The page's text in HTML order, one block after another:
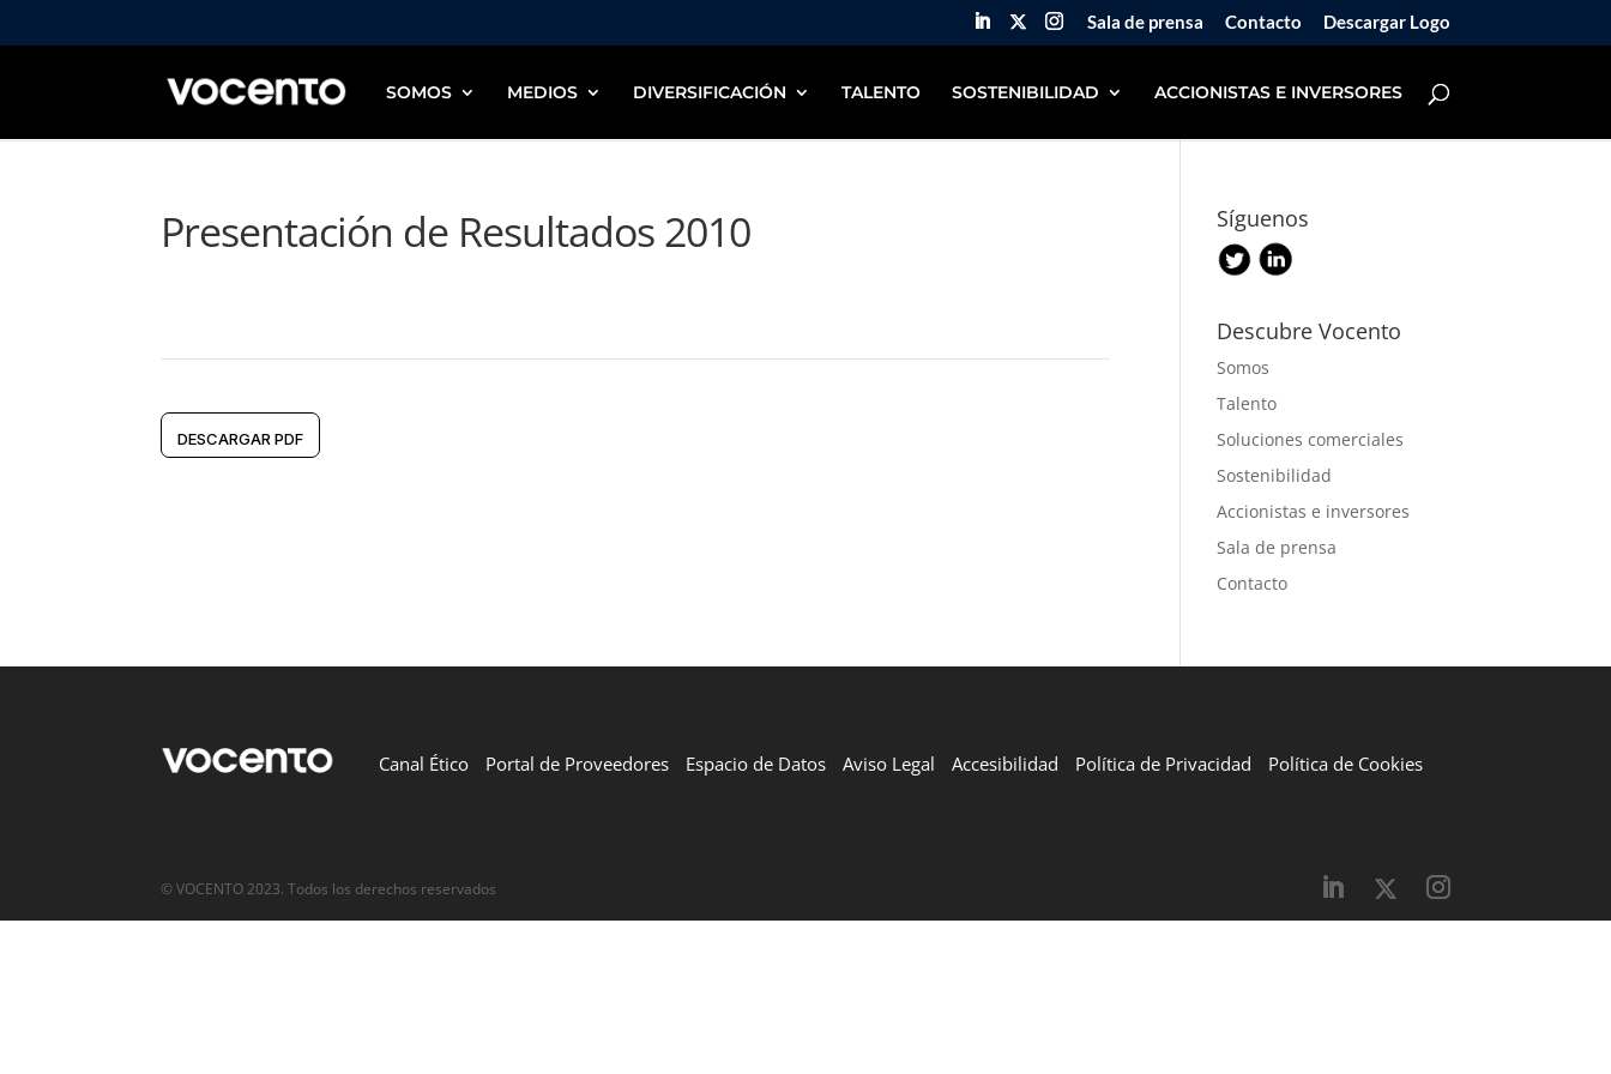
Sala de prensa Contacto Descargar Logo
SOMOS MEDIOS DIVERSIFICACIÓN TALENTO SOSTENIBILIDAD ACCIONISTAS E INVERSORES
Presentación de Resultados 2010
DESCARGAR PDF
Síguenos
Descubre Vocento
Somos
Talento
Soluciones comerciales
Sostenibilidad
Accionistas e inversores
Sala de prensa
Contacto
Canal Ético Portal de Proveedores Espacio de Datos Aviso Legal Accesibilidad Política de Privacidad Política de Cookies
© VOCENTO 2023. Todos los derechos reservados